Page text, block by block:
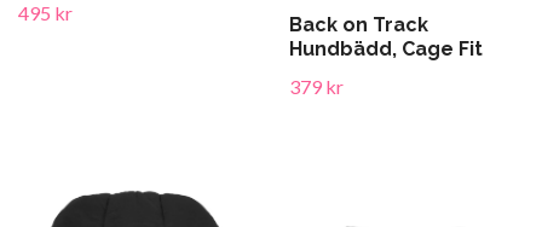
495 kr
Back on Track
Hundbädd, Cage Fit
379 kr